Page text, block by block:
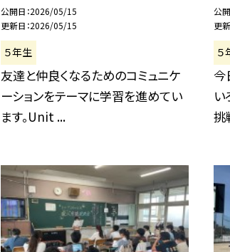
公開日 2026/05/15
更新日 2026/05/15
５年生
友達と仲良くなるためのコミュニケ
ーションをテーマに学習を進めてい
ます。Unit ...
公
更
５
今
い
挑